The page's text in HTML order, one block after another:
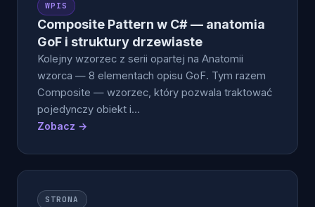
WPIS
Composite Pattern w C# — anatomia
GoF i struktury drzewiaste
Kolejny wzorzec z serii opartej na Anatomii
wzorca — 8 elementach opisu GoF. Tym razem
Composite — wzorzec, który pozwala traktować
pojedynczy obiekt i…
Zobacz →
STRONA